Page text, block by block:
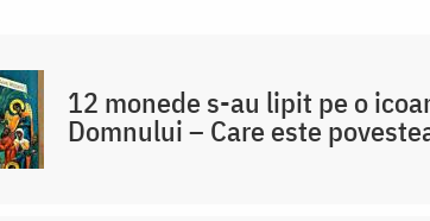
12 monede s-au lipit pe o
Domnului – Care este